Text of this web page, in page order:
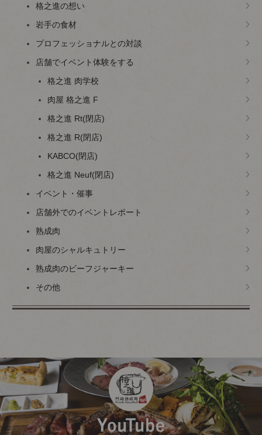
格之進の想い
岩手の食材
プロフェッショナルとの対談
店舗でイベント体験をする
格之進 肉学校
肉屋 格之進 F
格之進 Rt(閉店)
格之進 R(閉店)
KABCO(閉店)
格之進 Neuf(閉店)
イベント・催事
店舗外でのイベントレポート
熟成肉
肉屋のシャルキュトリー
熟成肉のビーフジャーキー
その他